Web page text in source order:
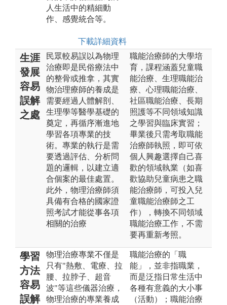
人生活中的精細動
作、感覺統合等。
下載詳細資料
生涯
發展
容易
誤解
之處
民眾較易誤以為物理
治療即是民俗療法中
的整骨或推拿，其實
物治理療師的養成是
需要經過人體解剖、
生理學等醫學基礎的
奠定，再循序漸進地
學習各項專業的技
術。專業的執行是需
要透過評估、分析問
題的邏輯，以建立適
合個案的最佳處置。
此外，物理治療師須
具備有合格的國家證
照考試才能從事各項
相關的治療
職能治療師的大學培
育，課程涵蓋兒童職
能治療、生理職能治
療、心理職能治療、
社區職能治療、長期
照護等不同領域知識
之學習與臨床實習；
畢業後只需考取職能
治療師執照，即可依
個人興趣選擇自己喜
歡的領域執業（如喜
歡協助兒童病患之職
能治療師，可投入兒
童職能治療師之工
作），轉換不同領域
職能治療工作，不需
要再重新考照。
學習
方法
容易
誤解
物理治療專業不僅是
只有"熱敷、電療、拉
腰、拉脖子、超音
波"等這些儀器治療，
物理治療的專業養成
職能治療的「職
能」，並非指職業，
而是泛指日常生活中
各種有意義的大小事
（活動）；職能治療